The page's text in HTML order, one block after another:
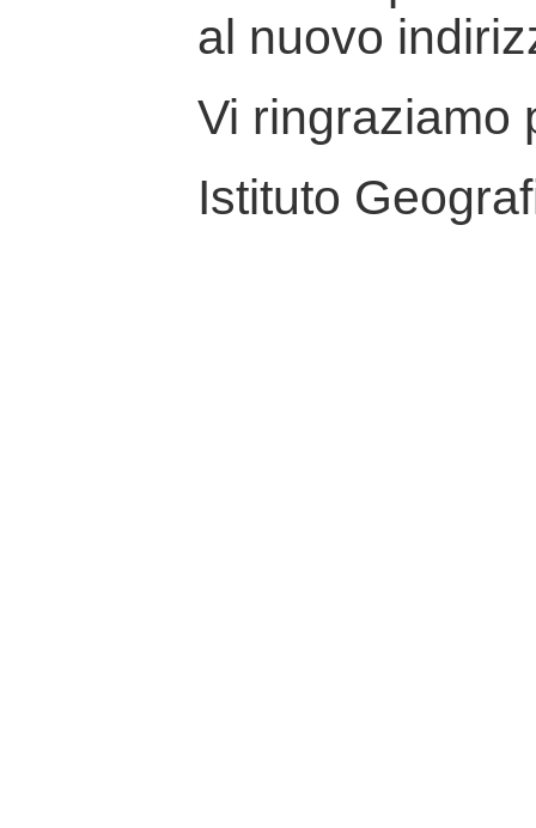
al nuovo
Vi ringraziamo
Istituto